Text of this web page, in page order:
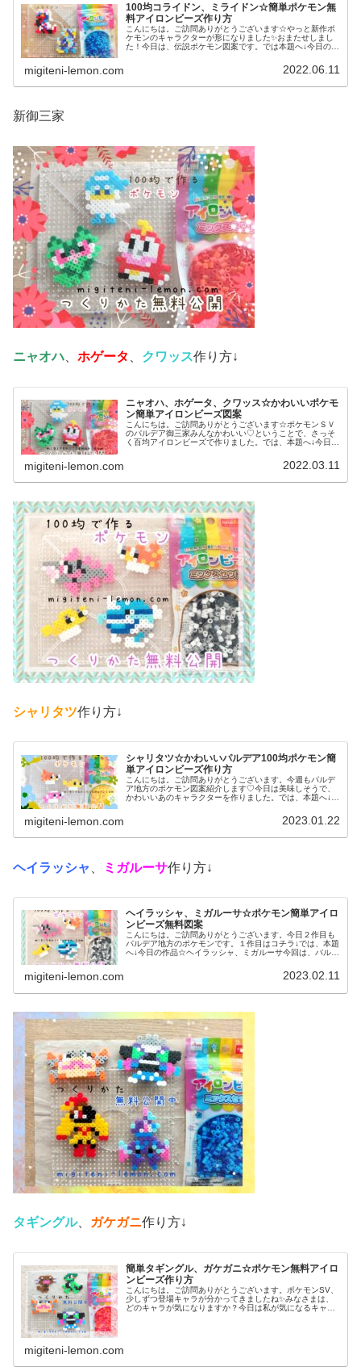
100均コライドン、ミライドン☆簡単ポケモン無
料アイロンビーズ作り方
こんにちは。ご訪問ありがとうございます☆やっと新作ポ
ケモンのキャラクターが形になりました✨おまたせしまし
た！今日は、伝説ポケモン図案です。では本題へ↓今日の作
migiteni-lemon.com 2022.06.11
新御三家
ニャオハ ホゲータ クワッス作り方↓
ニャオハ、ホゲータ、クワッス☆かわいいポケモ
ン簡単アイロンビーズ図案
こんにちは。ご訪問ありがとうございます☆ポケモンＳＶ
のパルデア御三家みんなかわいい♡ということで、さっそ
く百均アイロンビーズで作りました。では、本題へ↓今日の
migiteni-lemon.com 2022.03.11
シャリタツ作り方↓
シャリタツ☆かわいいパルデア100均ポケモン簡
単アイロンビーズ作り方
こんにちは。ご訪問ありがとうございます。今週もパルデ
ア地方のポケモン図案紹介します♡今日は美味しそうで、
かわいいあのキャラクターを作りました。では、本題へ↓今
migiteni-lemon.com 2023.01.22
ヘイラッシャ ミガルーサ作り方↓
ヘイラッシャ、ミガルーサ☆ポケモン簡単アイロ
ンビーズ無料図案
こんにちは。ご訪問ありがとうございます。今日２作目も
パルデア地方のポケモンです。１作目はコチラ↓では、本題
へ↓今日の作品☆ヘイラッシャ、ミガルーサ今回は、パルデ
migiteni-lemon.com 2023.02.11
タギングル、 ガケガニ作り方↓
簡単タギングル、ガケガニ☆ポケモン無料アイロ
ンビーズ作り方
こんにちは。ご訪問ありがとうございます。ポケモンSV、
少しずつ登場キャラが分かってきましたね✨みなさまは、
どのキャラが気になりますか？今日は私が気になるキャラ
migiteni-lemon.com